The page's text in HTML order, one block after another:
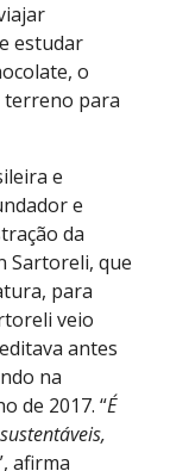
estudar
o
terreno para
e
e
da
Sartoreli, que
para
veio
antes
na
de 2017. “É
afirma